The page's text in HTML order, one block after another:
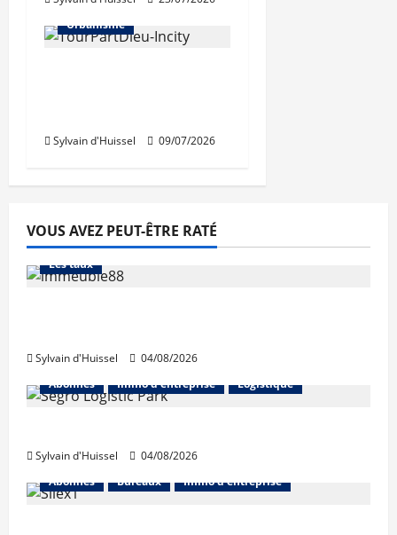
Urbanisme
Sylvain d'Huissel 09/07/2026
VOUS AVEZ PEUT-ÊTRE RATÉ
Abonnés Financement
L'avis des courtiers
Les taux
Sylvain d'Huissel
04/08/2026
Abonnés
Immo d'entreprise Logistique
Sylvain d'Huissel
04/08/2026
Abonnés
Bureaux Immo d'entreprise